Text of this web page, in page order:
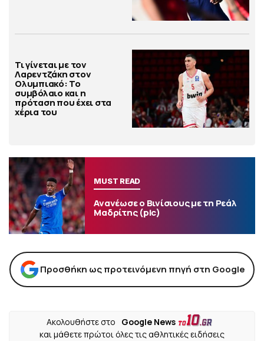
Τι γίνεται με τον
Λαρεντζάκη στον
Ολυμπιακό: Το
συμβόλαιο και η
πρόταση που έχει στα
χέρια του
MUST READ
Ανανέωσε ο Βινίσιους με τη Ρεάλ
Μαδρίτης (pic)
Προσθήκη ως προτεινόμενη πηγή στη Google
Ακολουθήστε στο
Google News
και μάθετε πρώτοι όλες τις αθλητικές ειδήσεις